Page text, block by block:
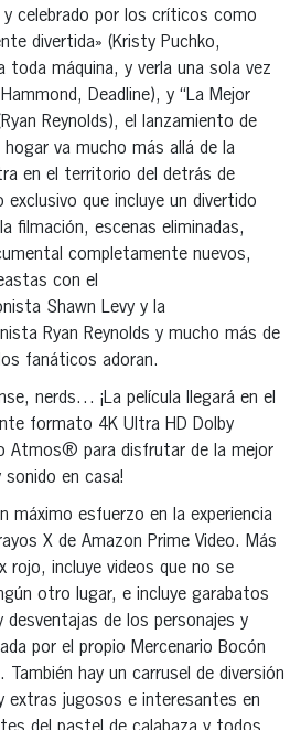
celebrado por los críticos como
divertida» (Kristy Puchko,
toda máquina, y verla una sola vez
Deadline), y “La Mejor
Reynolds), el lanzamiento de
va mucho más allá de la
en el territorio del detrás de
que incluye un divertido
filmación, escenas eliminadas,
completamente nuevos,
con el
Shawn Levy y la
Ryan Reynolds y mucho más de
fanáticos adoran.
nerds… ¡La película llegará en el
formato 4K Ultra HD Dolby
Atmos® para disfrutar de la mejor
sonido en casa!
máximo esfuerzo en la experiencia
X de Amazon Prime Video. Más
rojo, incluye videos que no se
otro lugar, e incluye garabatos
desventajas de los personajes y
por el propio Mercenario Bocón
También hay un carrusel de diversión
extras jugosos e interesantes en